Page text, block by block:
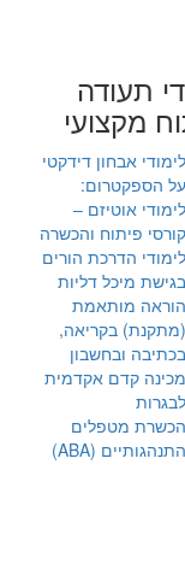
תעודה
מקצועי
לימודי אבחון דידקטי
על הספקטרום:
לימודי אוטיזם –
קורסי פיתוח והכשרה
לימודי הדרכת הורים
בגישת מיכל דליות
הוראה מותאמת
(מתקנת) בקריאה,
בכתיבה ובחשבון
מכינה קדם אקדמית
לבגרות
הכשרת מטפלים
התנהגותיים (ABA)